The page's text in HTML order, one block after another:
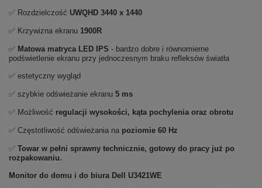
✅ Rozdzielczość UWQHD 3440 x 1440
✅ Krzywizna ekranu 1900R
✅ Matowa matryca LED IPS - bardzo dobre i równomierne
podświetlenie ekranu przy jednoczesnym braku refleksów światła
✅ estetyczny wygląd
✅ szybkie odświeżanie ekranu 5 ms
✅ Możliwość regulacji wysokości, kąta pochylenia oraz obrotu
✅ Częstotliwość odświeżania na poziomie 60 Hz
✅ Towar w pełni sprawny technicznie, gotowy do pracy już po
rozpakowaniu.
Monitor do domu i do biura Dell U3421WE